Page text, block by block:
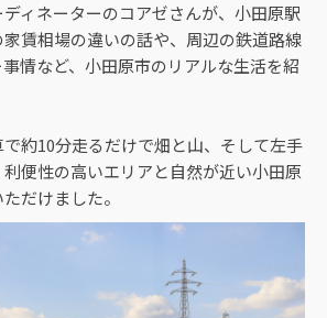
ィネーターのコアゼさんが、小田原駅
賃相場の違いの話や、周辺の鉄道路線
情など、小田原市のリアルな生活を紹
約10分走るだけで畑と山、そして左手
便性の高いエリアと自然が近い小田原
だけました。